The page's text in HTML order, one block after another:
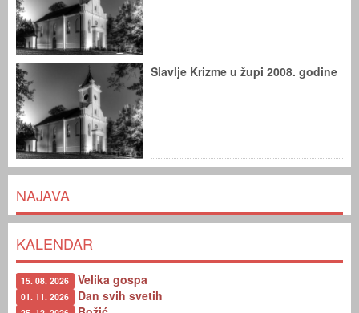
Slavlje Krizme u župi 2008. godine
NAJAVA
KALENDAR
15. 08. 2026 Velika gospa
01. 11. 2026 Dan svih svetih